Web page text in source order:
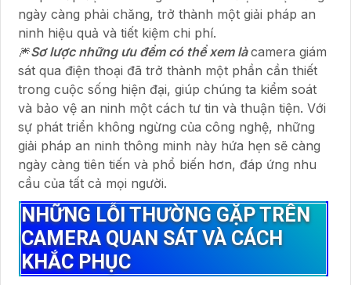
ngày càng phải chăng, trở thành một giải pháp an
ninh hiệu quả và tiết kiệm chi phí.
🎆Sơ lược những ưu đểm có thể xem làcamera giám
sát qua điện thoại đã trở thành một phần cần thiết
trong cuộc sống hiện đại, giúp chúng ta kiểm soát
và bảo vệ an ninh một cách tư tin và thuận tiện. Với
sự phát triển không ngừng của công nghệ, những
giải pháp an ninh thông minh này hứa hẹn sẽ càng
ngày càng tiên tiến và phổ biến hơn, đáp ứng nhu
cầu của tất cả mọi người.
NHỮNG LỖI THƯỜNG GẶP TRÊN
CAMERA QUAN SÁT VÀ CÁCH
KHẮC PHỤC